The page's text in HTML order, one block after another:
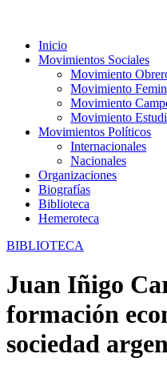
Inicio
Movimientos Sociales
Movimiento
Movimiento
Movimiento
Movimiento
Movimientos Políticos
Internacionales
Nacionales
Organizaciones
Biografías
Biblioteca
Hemeroteca
BIBLIOTECA
Juan Iñigo
formación
sociedad